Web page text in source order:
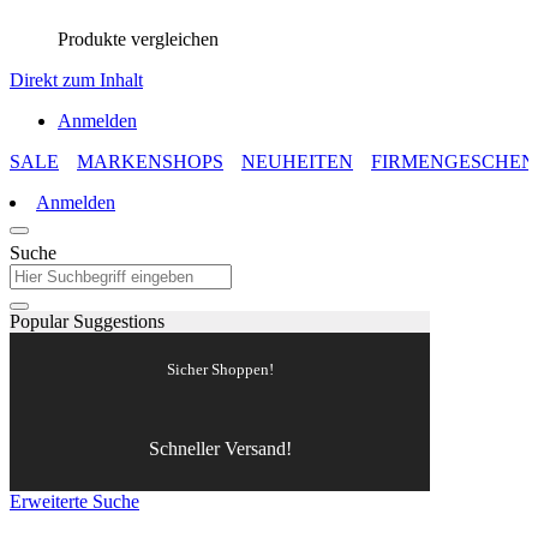
Produkte vergleichen
Direkt zum Inhalt
Anmelden
SALE
MARKENSHOPS NEUHEITEN
Anmelden
Suche
Popular Suggestions
Sicher Shoppen!
Schneller Versand!
Erweiterte Suche